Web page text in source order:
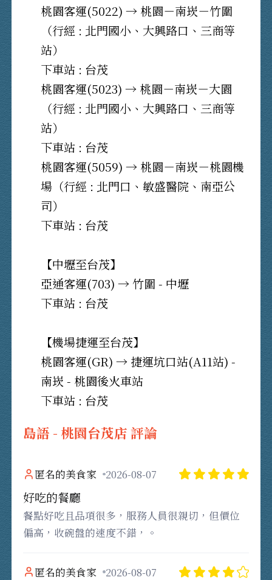
桃園客運(5022) → 桃園－南崁－竹圍
（行經 : 北門國小、大興路口、三商等
站）
下車站 : 台茂
桃園客運(5023) → 桃園－南崁－大園
（行經 : 北門國小、大興路口、三商等
站）
下車站 : 台茂
桃園客運(5059) → 桃園－南崁－桃園機
場（行經 : 北門口、敏盛醫院、南亞公
司）
下車站 : 台茂
【中壢至台茂】
亞通客運(703) → 竹圍 - 中壢
下車站 : 台茂
【機場捷運至台茂】
桃園客運(GR) → 捷運坑口站(A11站) -
南崁 - 桃園後火車站
下車站 : 台茂
島語 - 桃園台茂店 評論
匿名的美食家 2026-08-07
好吃的餐廳
餐點好吃且品項很多，服務人員很親切，但價位
偏高，收碗盤的速度不錯，。
匿名的美食家 2026-08-07